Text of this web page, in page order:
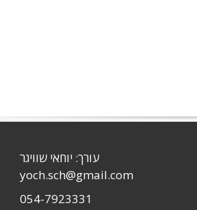
עורך: יוחאי שוויגר
yoch.sch@gmail.com
054-7923331